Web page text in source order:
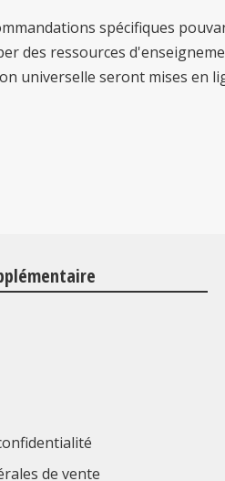
spécifiques
des ressources
universelle seront mises en
de vente